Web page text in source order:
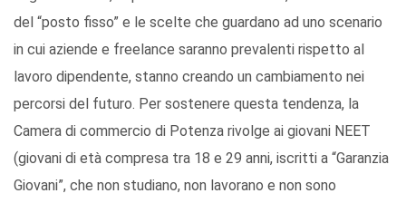
del “posto fisso” e le scelte che guardano ad uno scenario
in cui aziende e freelance saranno prevalenti rispetto al
lavoro dipendente, stanno creando un cambiamento nei
percorsi del futuro. Per sostenere questa tendenza, la
Camera di commercio di Potenza rivolge ai giovani NEET
(giovani di età compresa tra 18 e 29 anni, iscritti a “Garanzia
Giovani”, che non studiano, non lavorano e non sono